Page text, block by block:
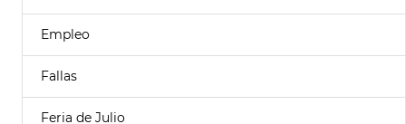
Empleo
Fallas
Feria de Julio